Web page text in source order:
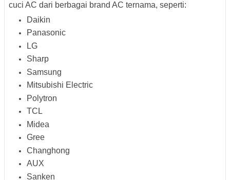
cuci AC dari berbagai brand AC ternama, seperti:
Daikin
Panasonic
LG
Sharp
Samsung
Mitsubishi Electric
Polytron
TCL
Midea
Gree
Changhong
AUX
Sanken